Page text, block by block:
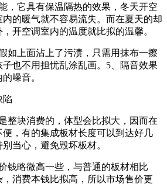
，它具有保温隔热的效果，冬天开空
的暖气就不容易流失。而在夏天的却
开空调室内的温度就比拟的温馨。
如上面沾上了污渍，只需用抹布一擦
也不用担忧乱涂乱画。5、隔音效果
噪音。
陷
整块消费的，体型会比拟大，因而在
，有的集成板材长度可以到达好几
当心，避免毁坏板材。
钱略微高一些，与普通的板材相比
消费本钱比拟高，所以市场售价更